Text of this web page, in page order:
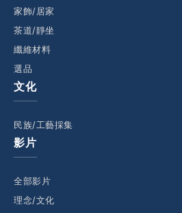
家飾/居家
茶道/靜坐
纖維材料
選品
文化
民族/工藝採集
影片
全部影片
理念/文化